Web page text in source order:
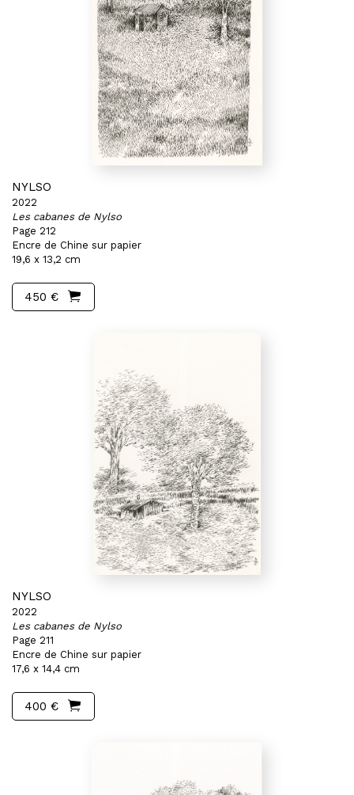
NYLSO
2022
Les cabanes de Nylso
Page 212
Encre de Chine sur papier
19,6 x 13,2 cm
450 €
NYLSO
2022
Les cabanes de Nylso
Page 211
Encre de Chine sur papier
17,6 x 14,4 cm
400 €